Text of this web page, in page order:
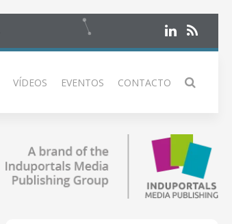
VÍDEOS EVENTOS CONTACTO